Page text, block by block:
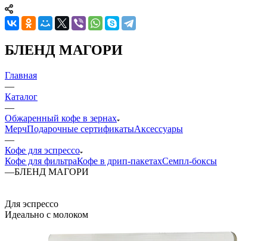
БЛЕНД МАГОРИ
Главная
—
Каталог
—
Обжаренный кофе в зернах
МерчПодарочные сертификатыАксессуары
—
Кофе для эспрессо
Кофе для фильтраКофе в дрип-пакетахСемпл-боксы
—БЛЕНД МАГОРИ
Для эспрессо
Идеально с молоком